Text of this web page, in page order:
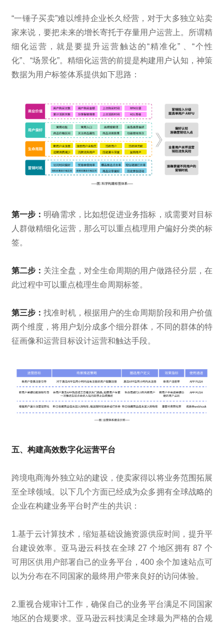
“一锤子买卖”难以维持企业长久经营，对于大多独立站卖
家来说，要把未来的增长寄托于存量用户运营上。所谓精
细化运营，就是要提升运营触达的“精准化” 、“个性
化”、“场景化”。精细化运营的前提是构建用户认知，神策
数据为用户标签体系提供如下思路：
第一步： 明确需求，比如想促进业务指标，或需要对目标
人群做精细化运营，那么可以重点梳理用户偏好分类的标
签。
第二步： 关注全盘，对全生命周期的用户做路径分层，在
此过程中可以重点梳理生命周期标签。
第三步：找准时机，根据用户的生命周期阶段和用户价值
两个维度，将用户划分成多个细分群体，不同的群体的特
征画像和运营目标设计运营和触达手段。
五、构建高效数字化运营平台
跨境电商海外独立站的建设，使卖家得以将业务范围拓展
至全球领域。以下几个方面已经成为众多拥有全球战略的
企业在构建业务平台时产生的共识：
1.基于云计算技术，缩短基础设施资源供应时间，提升平
台建设效率。亚马逊云科技在全球 27 个地区拥有 87 个
可用区供用户部署自己的业务平台，400 余个加速站点可
以为分布在不同国家的最终用户带来良好的访问体验。
2.重视合规审计工作，确保自己的业务平台满足不同国家
地区的合规要求。亚马逊云科技满足全球最为严格的合规